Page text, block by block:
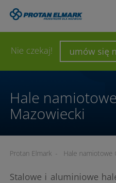
Nie czekaj! umów się
WYŚLIJ ZAPYTANIE
Hale
Mazowiecki
Protan Elmark - Hale namiotowe
Stalowe i aluminiowe